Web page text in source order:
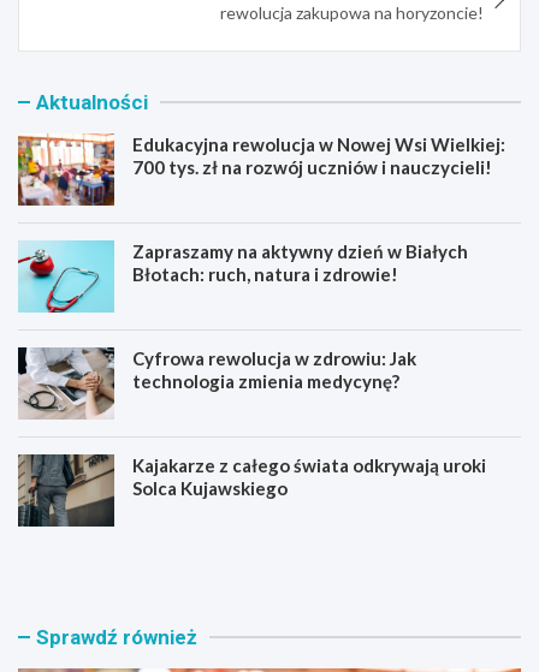
rewolucja zakupowa na horyzoncie!
Aktualności
Edukacyjna rewolucja w Nowej Wsi Wielkiej:
700 tys. zł na rozwój uczniów i nauczycieli!
Zapraszamy na aktywny dzień w Białych
Błotach: ruch, natura i zdrowie!
Cyfrowa rewolucja w zdrowiu: Jak
technologia zmienia medycynę?
Kajakarze z całego świata odkrywają uroki
Solca Kujawskiego
E
c
Z
s Sprawdź również